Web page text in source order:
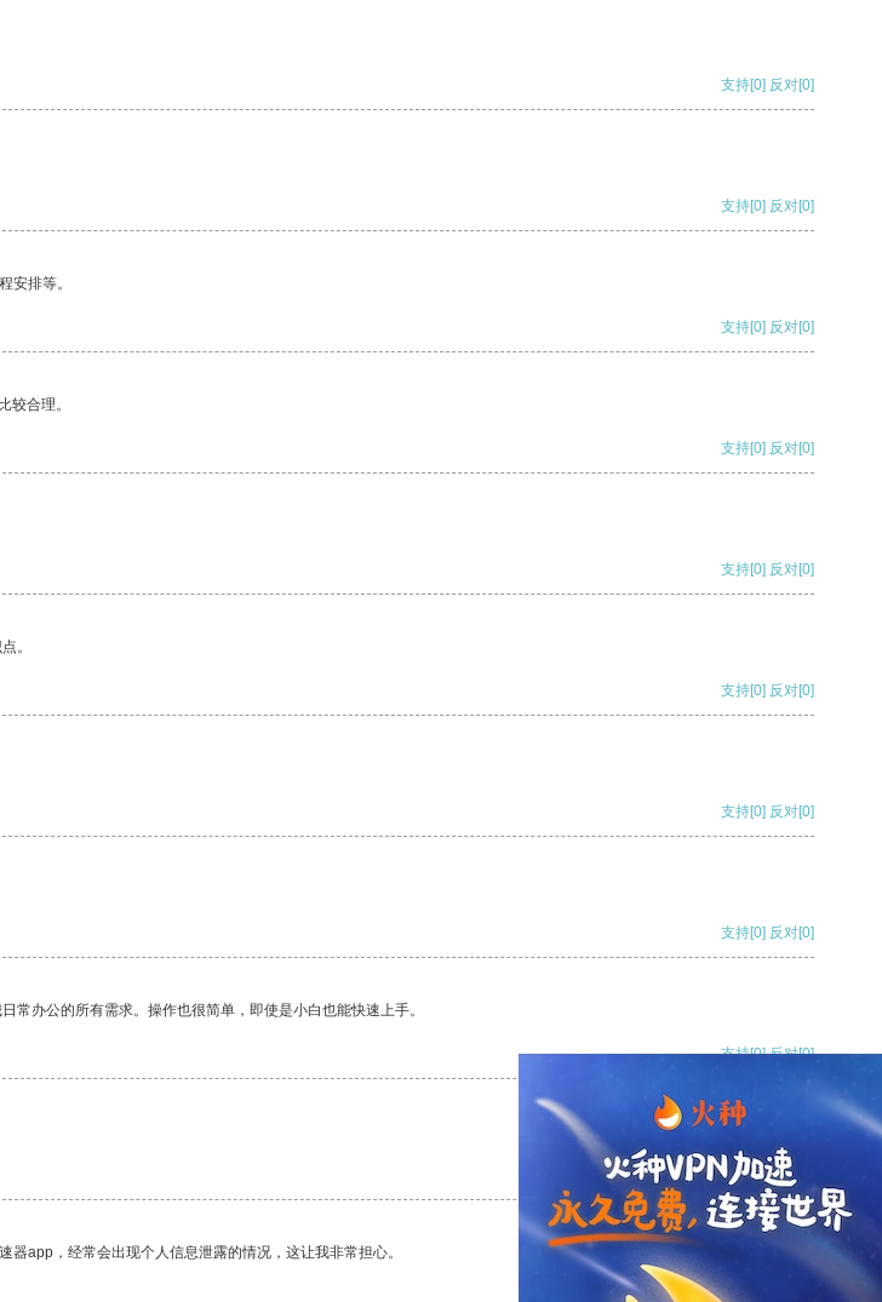
支持[0] 反对[0]
支持[0] 反对[0]
安排等。
支持[0] 反对[0]
较合理。
支持[0] 反对[0]
支持[0] 反对[0]
。
支持[0] 反对[0]
支持[0] 反对[0]
支持[0] 反对[0]
办公的所有需求。操作也很简单，即使是小白也能快速上手。
支持[0] 反对[0]
支持[0] 反对
app，经常会出现个人信息泄露的情况，这让我非常担心。
支持